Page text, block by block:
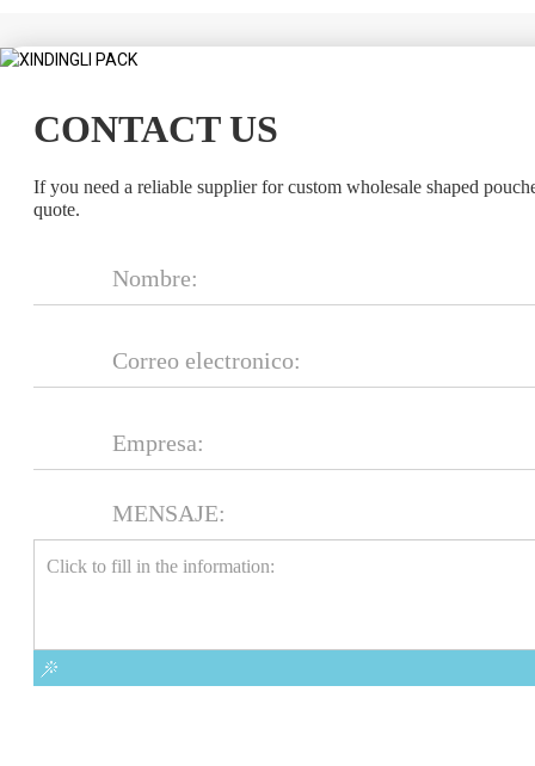
CONTACT US
If you need a reliable supplier for custom wholesale shaped
quote.
MENSAJE: